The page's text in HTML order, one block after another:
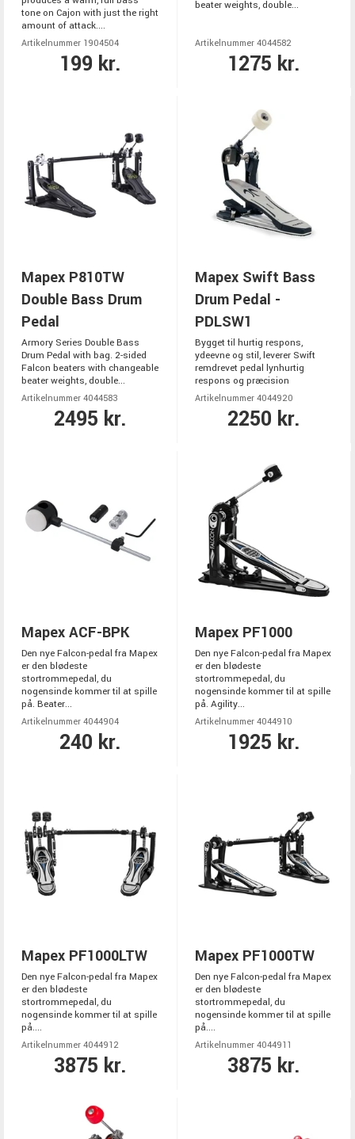
tone on Cajon with just the right
amount of attack....
Artikelnummer 1904504
199 kr.
beater weights, double...
Artikelnummer 4044582
1275 kr.
Mapex P810TW
Double Bass Drum
Pedal
Armory Series Double Bass
Drum Pedal with bag. 2-sided
Falcon beaters with changeable
beater weights, double...
Artikelnummer 4044583
2495 kr.
Mapex Swift Bass
Drum Pedal -
PDLSW1
Bygget til hurtig respons,
ydeevne og stil, leverer Swift
remdrevet pedal lynhurtig
respons og præcision
Artikelnummer 4044920
2250 kr.
Mapex ACF-BPK
Den nye Falcon-pedal fra Mapex
er den blødeste
stortrommepedal, du
nogensinde kommer til at spille
på. Beater...
Artikelnummer 4044904
240 kr.
Mapex PF1000
Den nye Falcon-pedal fra Mapex
er den blødeste
stortrommepedal, du
nogensinde kommer til at spille
på. Agility...
Artikelnummer 4044910
1925 kr.
Mapex PF1000LTW
Den nye Falcon-pedal fra Mapex
er den blødeste
stortrommepedal, du
nogensinde kommer til at spille
på....
Artikelnummer 4044912
3875 kr.
Mapex PF1000TW
Den nye Falcon-pedal fra Mapex
er den blødeste
stortrommepedal, du
nogensinde kommer til at spille
på....
Artikelnummer 4044911
3875 kr.